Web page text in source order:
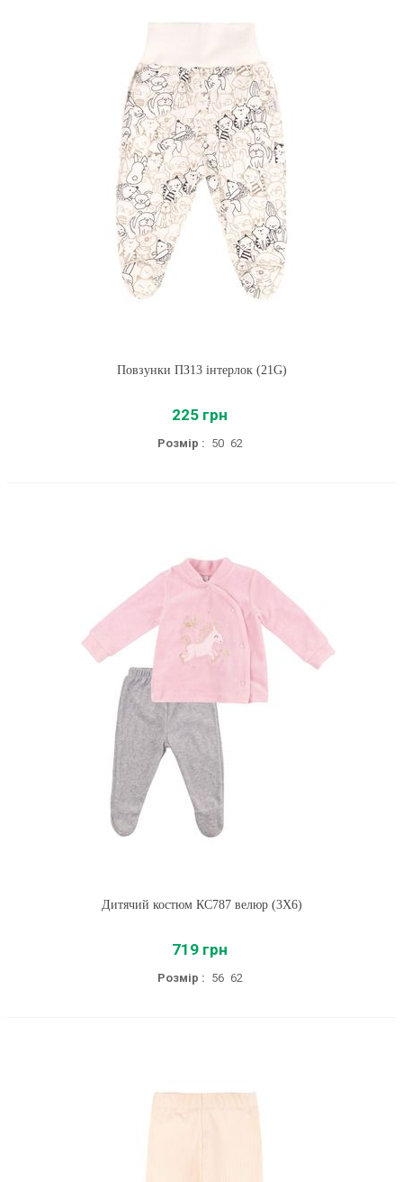
Повзунки ПЗ13 інтерлок (21G)
225 грн
Розмір : 50 62
Дитячий костюм КС787 велюр (3X6)
719 грн
Розмір : 56 62